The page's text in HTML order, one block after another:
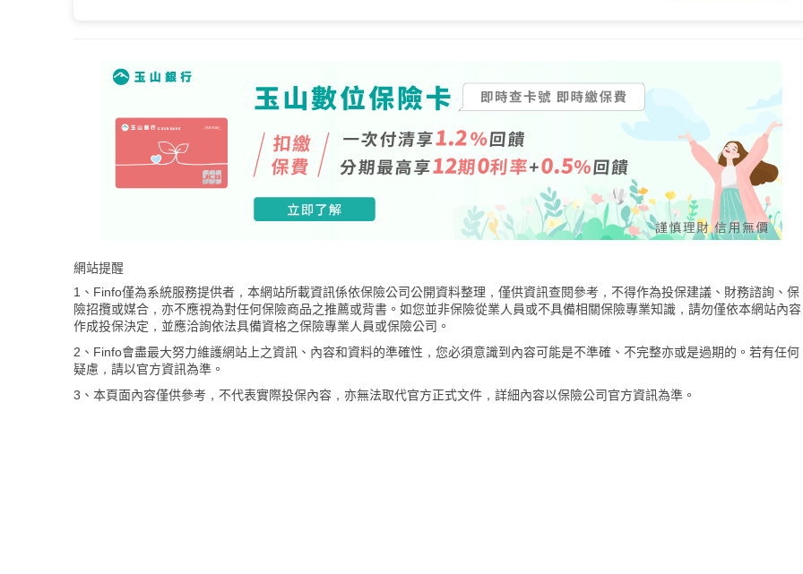
網站提醒
1、Finfo僅為系統服務提供者，本網站所載資訊係依保險公司公開資料整理，僅供資訊查閱參考，不得作為投保建議、財務諮詢、保
險招攬或媒合，亦不應視為對任何保險商品之推薦或背書。如您並非保險從業人員或不具備相關保險專業知識，請勿僅依本網站內容
作成投保決定，並應洽詢依法具備資格之保險專業人員或保險公司。
2、Finfo會盡最大努力維護網站上之資訊、內容和資料的準確性，您必須意識到內容可能是不準確、不完整亦或是過期的。若有任何
疑慮，請以官方資訊為準。
3、本頁面內容僅供參考，不代表實際投保內容，亦無法取代官方正式文件，詳細內容以保險公司官方資訊為準。